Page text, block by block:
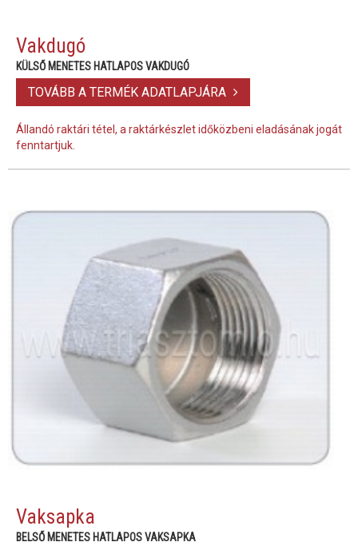
Vakdugó
KÜLSŐ MENETES HATLAPOS VAKDUGÓ
TOVÁBB A TERMÉK ADATLAPJÁRA
Állandó raktári tétel, a raktárkészlet időközbeni eladásának jogát
fenntartjuk.
Vaksapka
BELSŐ MENETES HATLAPOS VAKSAPKA